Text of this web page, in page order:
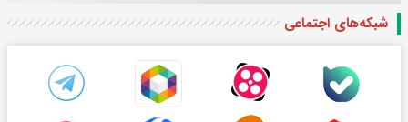
شبکه‌های اجتماعی